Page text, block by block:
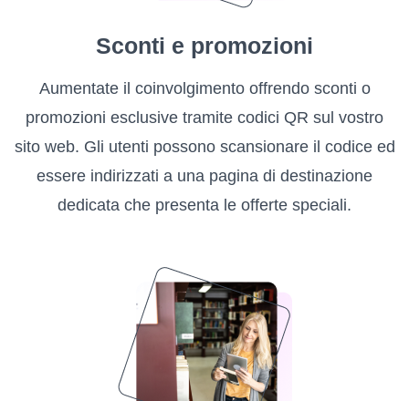
Sconti e promozioni
Aumentate il coinvolgimento offrendo sconti o
promozioni esclusive tramite codici QR sul vostro
sito web. Gli utenti possono scansionare il codice ed
essere indirizzati a una pagina di destinazione
dedicata che presenta le offerte speciali.